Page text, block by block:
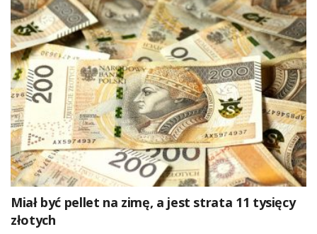
Miał być pellet na zimę, a jest strata 11 tysięcy
złotych